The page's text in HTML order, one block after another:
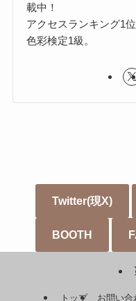
載中！
アクセスランキング1
色彩検定1級。
Twitter(現X)
BOOTH
トップ お問い合